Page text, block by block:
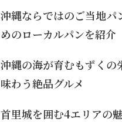
沖縄ならではのご当地パ
めのローカルパンを紹介
沖縄の海が育むもずくの
味わう絶品グルメ
首里城を囲む4エリアの